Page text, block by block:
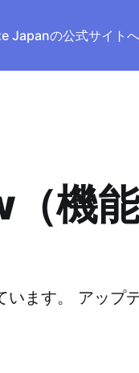
Japanの公式サイトへ
機
ます。 アップ